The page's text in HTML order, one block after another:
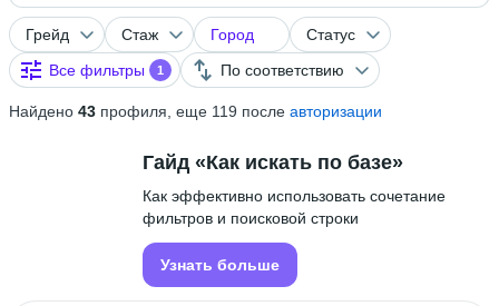
Грейд Стаж Город
Статус
Все фильтры
1 По соответствию
Найдено 43 профиля, еще 119 после авторизации
Гайд «Как искать по базе»
Как эффективно использовать сочетание
фильтров и поисковой строки
Узнать больше